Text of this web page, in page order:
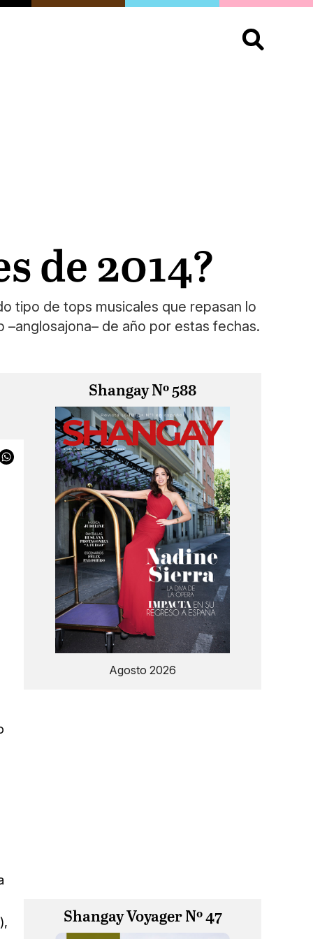
Buscar:
de 2014?
tipo de tops musicales que repasan lo
de año por estas fechas.
),
Shangay Nº 588
Agosto 2026
Shangay Voyager Nº 47